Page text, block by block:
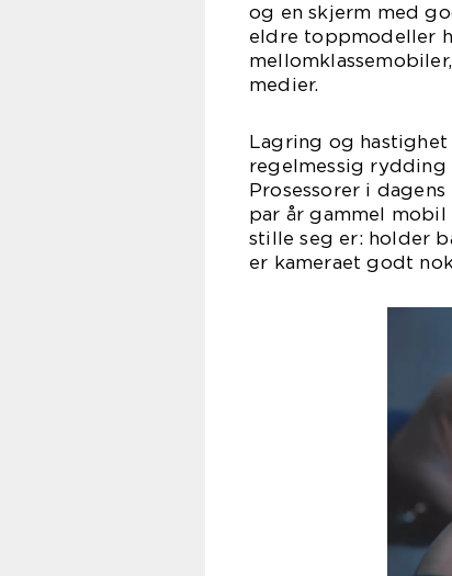
og en skjerm med
eldre toppmodeller
medier.
Lagring og hastighet
regelmessig
Prosessorer i
par år gammel
stille seg er: holder
er kameraet godt